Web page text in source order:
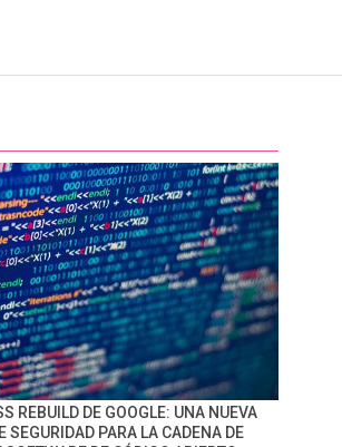
REBUILD DE GOOGLE: UNA NUEVA
SEGURIDAD PARA LA CADENA DE